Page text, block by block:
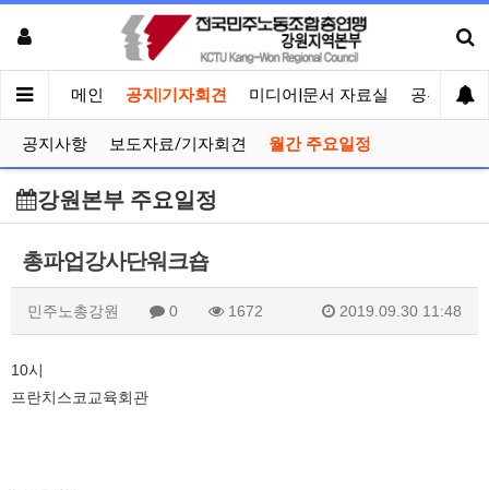
메인 공지|기자회견 미디어|문서 자료실 공유게시
공지사항 보도자료/기자회견 월간 주요일정
강원본부 주요일정
총파업강사단워크숍
민주노총강원 0 1672 2019.09.30 11:48
10시
프란치스코교육회관